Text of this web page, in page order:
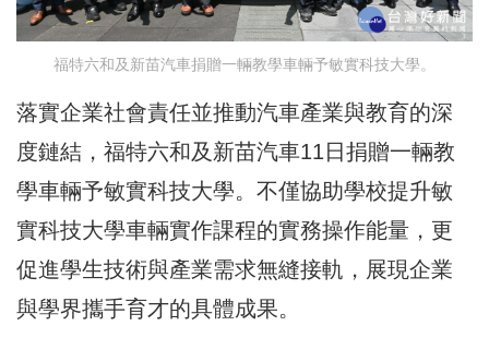
福特六和及新苗汽車捐贈一輛教學車輛予敏實科技大學。
落實企業社會責任並推動汽車產業與教育的深
度鏈結，福特六和及新苗汽車11日捐贈一輛教
學車輛予敏實科技大學。不僅協助學校提升敏
實科技大學車輛實作課程的實務操作能量，更
促進學生技術與產業需求無縫接軌，展現企業
與學界攜手育才的具體成果。